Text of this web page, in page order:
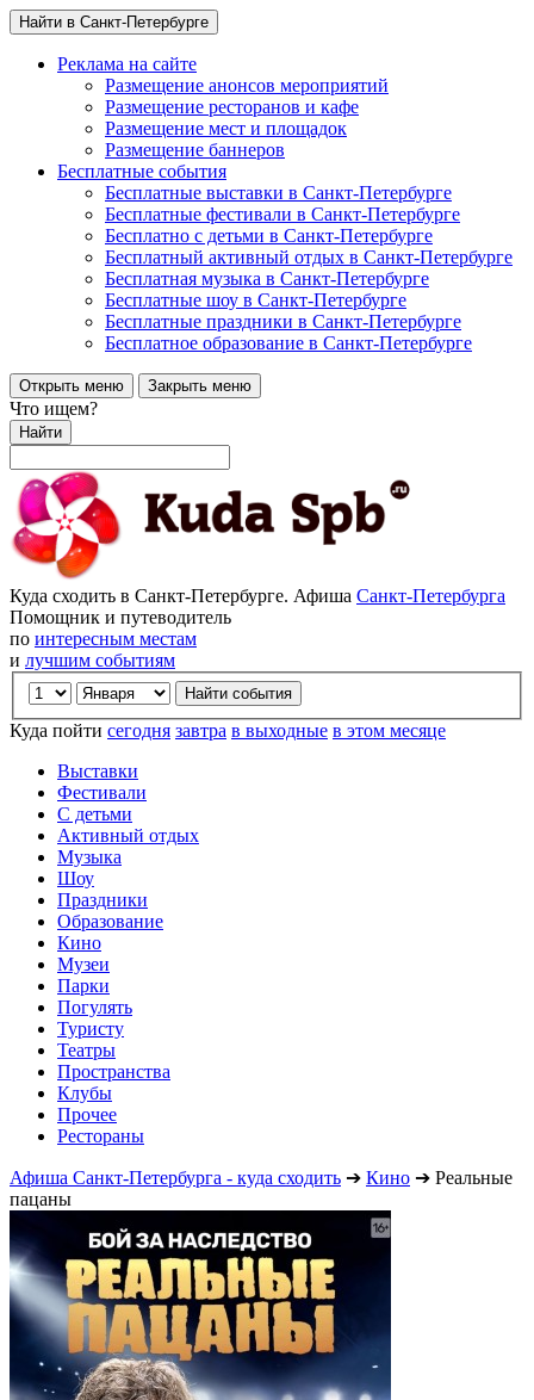
Найти в Санкт-Петербурге
Реклама на сайте
Размещение анонсов мероприятий
Размещение ресторанов и кафе
Размещение мест и площадок
Размещение баннеров
Бесплатные события
Бесплатные выставки в Санкт-Петербурге
Бесплатные фестивали в Санкт-Петербурге
Бесплатно с детьми в Санкт-Петербурге
Бесплатный активный отдых в Санкт-Петербурге
Бесплатная музыка в Санкт-Петербурге
Бесплатные шоу в Санкт-Петербурге
Бесплатные праздники в Санкт-Петербурге
Бесплатное образование в Санкт-Петербурге
Открыть меню Закрыть меню
Что ищем?
Найти
Куда сходить в Санкт-Петербурге. Афиша Санкт-Петербурга
Помощник и путеводитель
по интересным местам
и лучшим событиям
Куда пойти сегодня завтра в выходные в этом месяце
Выставки
Фестивали
С детьми
Активный отдых
Музыка
Шоу
Праздники
Образование
Кино
Музеи
Парки
Погулять
Туристу
Театры
Пространства
Клубы
Прочее
Рестораны
Афиша Санкт-Петербурга - куда сходить ➔ Кино ➔ Реальные
пацаны